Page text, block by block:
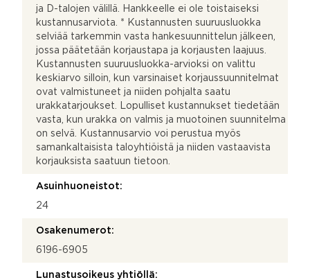
ja D-talojen välillä. Hankkeelle ei ole toistaiseksi
kustannusarviota. * Kustannusten suuruusluokka
selviää tarkemmin vasta hankesuunnittelun jälkeen,
jossa päätetään korjaustapa ja korjausten laajuus.
Kustannusten suuruusluokka-arvioksi on valittu
keskiarvo silloin, kun varsinaiset korjaussuunnitelmat
ovat valmistuneet ja niiden pohjalta saatu
urakkatarjoukset. Lopulliset kustannukset tiedetään
vasta, kun urakka on valmis ja muotoinen suunnitelma
on selvä. Kustannusarvio voi perustua myös
samankaltaisista taloyhtiöistä ja niiden vastaavista
korjauksista saatuun tietoon.
Asuinhuoneistot:
24
Osakenumerot:
6196-6905
Lunastusoikeus yhtiöllä: